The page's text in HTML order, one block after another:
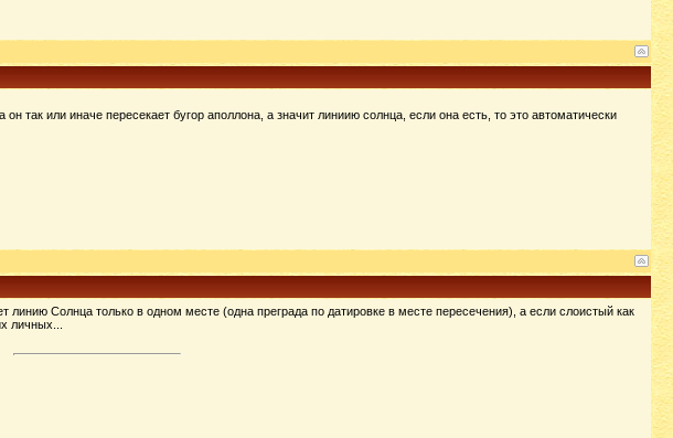
так или иначе пересекает бугор аполлона, а значит линиию солнца, если она есть, то это автоматически
линию Солнца только в одном месте (одна преграда по датировке в месте пересечения), а если слоистый как
личных...